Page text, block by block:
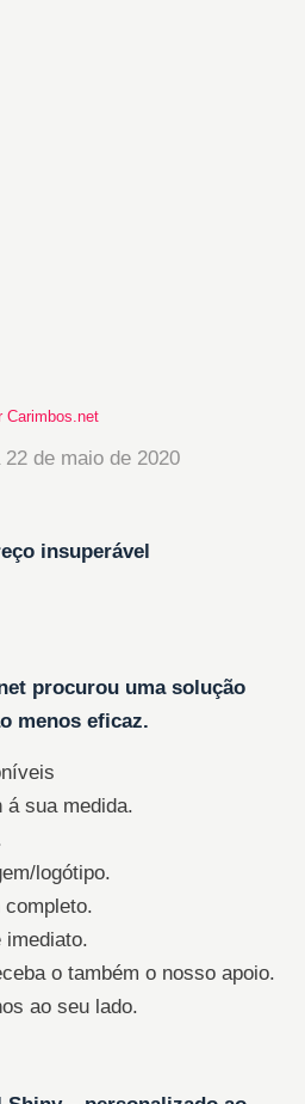
Carimbos.net
de maio de 2020
insuperável
procurou uma solução
menos eficaz.
á sua medida.
logótipo.
imediato.
o também o nosso apoio.
ao seu lado.